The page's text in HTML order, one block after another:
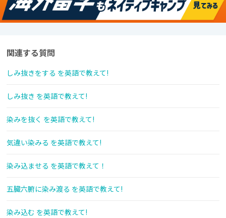
関連する質問
しみ抜きをする を英語で教えて!
しみ抜き を英語で教えて!
染みを抜く を英語で教えて!
気違い染みる を英語で教えて!
染み込ませる を英語で教えて！
五臓六腑に染み渡る を英語で教えて!
染み込む を英語で教えて!